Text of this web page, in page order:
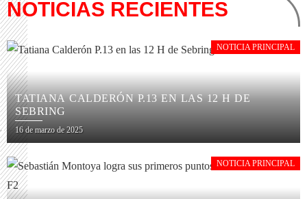
NOTICIAS RECIENTES
NOTICIA PRINCIPAL
TATIANA CALDERÓN P.13 EN LAS 12 H DE
SEBRING
16 de marzo de 2025
NOTICIA PRINCIPAL